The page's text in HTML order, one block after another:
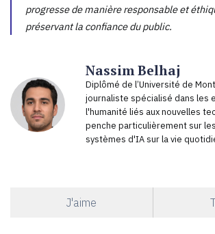
progresse de manière responsable et
préservant la confiance du public.
Nassim Belhaj
Diplômé de l’Université de
journaliste spécialisé dans les
l'humanité liés aux nouvelles
penche particulièrement sur
systèmes d'IA sur la vie
J'aime